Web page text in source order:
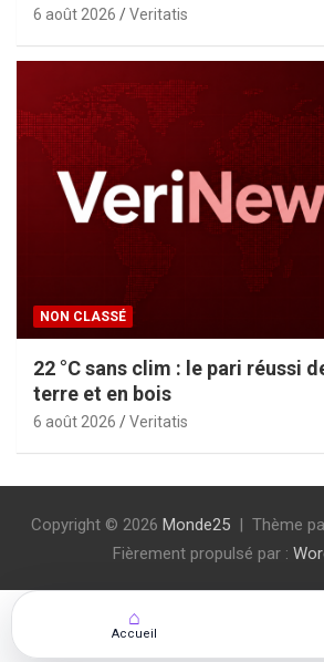
6 août 2026 Veritatis
NON CLASSÉ
22 °C sans clim : le pari réussi
terre et en bois
6 août 2026 Veritatis
Copyright © 2026 Monde25 Thème
Fièrement propulsé par :
⌂
Accueil